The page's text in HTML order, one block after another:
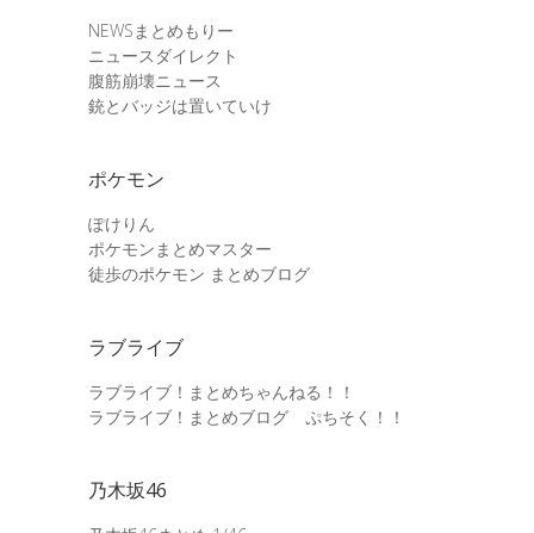
NEWSまとめもりー
ニュースダイレクト
腹筋崩壊ニュース
銃とバッジは置いていけ
ポケモン
ぽけりん
ポケモンまとめマスター
徒歩のポケモン まとめブログ
ラブライブ
ラブライブ！まとめちゃんねる！！
ラブライブ！まとめブログ ぷちそく！！
乃木坂46